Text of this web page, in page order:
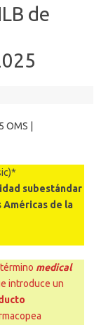
de
|
subestándar
de la
medical
introduce un